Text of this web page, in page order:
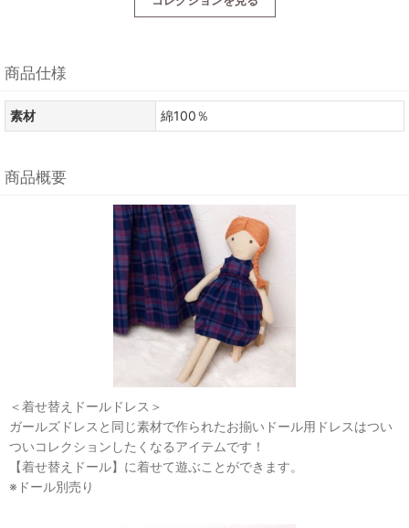
商品仕様
素材 綿100％
商品概要
＜着せ替えドールドレス＞
ガールズドレスと同じ素材で作られたお揃いドール用ドレスはつい
ついコレクションしたくなるアイテムです！
【着せ替えドール】に着せて遊ぶことができます。
※ドール別売り